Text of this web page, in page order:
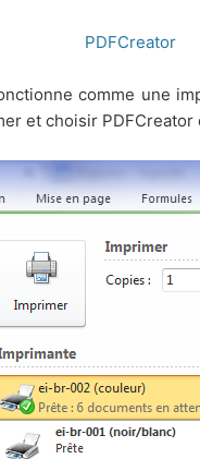
PDFCreator
comme une
et choisir PDFCreator